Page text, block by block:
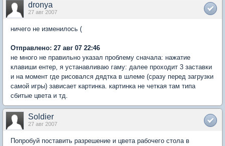
dronya
27 авг 2007
ничего не изменилось (
Отправлено: 27 авг 07 22:46
не много не правильно указал проблему сначала: нажатие
клавиши ентер, я устанавливаю гаму: далее проходит 3 заставки
и на момент где рисовался дядтка в шлеме (сразу перед загрузки
самой игры) зависает картинка. картинка не четкая там типа
сбитые цвета и тд.
Soldier
27 авг 2007
Попробуй поставить разрешение и цвета рабочего стола в